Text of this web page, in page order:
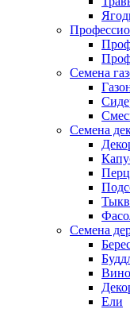
Семена
Семена
Семена
Ели